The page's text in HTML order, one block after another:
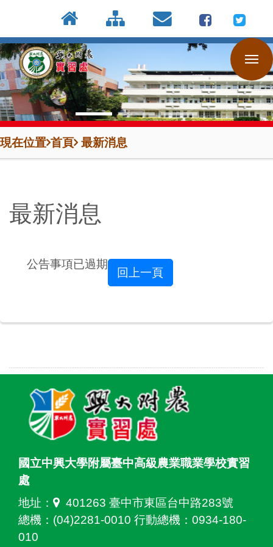
到
主
要
內
容
區
現在位置 首頁 最新消息
最新消息
公告事項已過期
回上一頁
國立中興大學附屬臺中高級農業職業學校實習
處
地址：
401263 臺中市東區台中路283號
總機：(04)2281-0010 行動總機：0934-180-
010